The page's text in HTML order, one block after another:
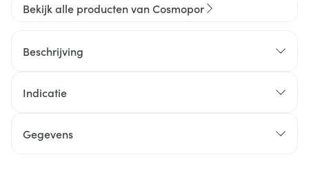
Bekijk alle producten van Cosmopor
Beschrijving
Indicatie
Gegevens